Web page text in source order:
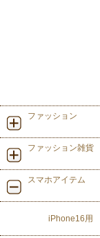
ファッション
ファッション雑貨
スマホアイテム
iPhone16用